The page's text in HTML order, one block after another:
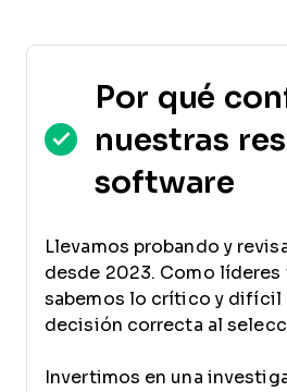
Por qué
nuestras
software
Llevamos probando y
desde 2023. Como
sabemos lo crítico y difícil
decisión correcta al
Invertimos en una